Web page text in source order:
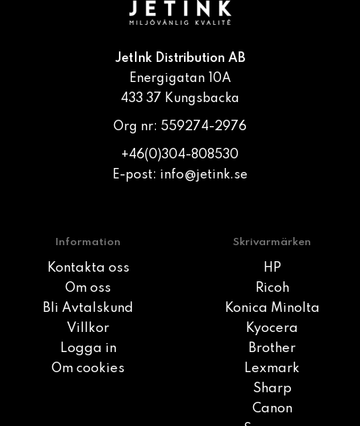
JetInk Distribution AB
Energigatan 10A
433 37 Kungsbacka
Org nr: 559274-2976
+46(0)304-808530
E-post: info@jetink.se
Information
Kontakta oss
Om oss
Bli Avtalskund
Villkor
Logga in
Om cookies
Skrivarmärken
HP
Ricoh
Konica Minolta
Kyocera
Brother
Lexmark
Sharp
Canon